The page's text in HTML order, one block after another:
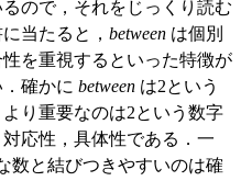
ので，それをじっくり読む
当たると， between は個別
性を重視するといった特徴が
確かに between は2という
り重要なのは2という数字
応性，具体性である．一
数と結びつきやすいのは確